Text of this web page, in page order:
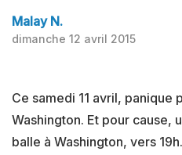
Malay N.
dimanche 12 avril 2015
Ce samedi 11 avril, panique
Washington. Et pour cause,
balle à Washington, vers